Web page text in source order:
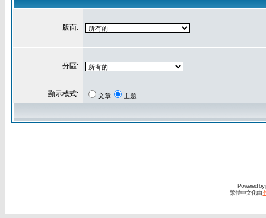
版面:
分區:
顯示模式: 文章 主題
Powered by
繁體中文化由